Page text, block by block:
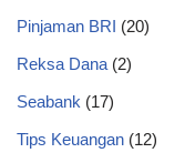
Pinjaman BRI (20)
Reksa Dana (2)
Seabank (17)
Tips Keuangan (12)